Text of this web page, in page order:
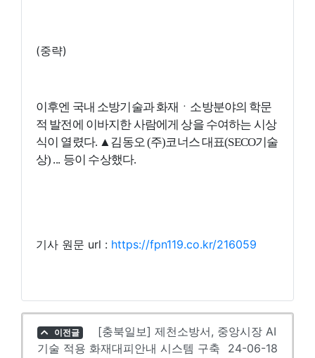
(중략)
이후엔 국내 소방기술과 화재ㆍ소방분야의 학문
적 발전에 이바지한 사람에게 상을 수여하는 시상
식이 열렸다. ▲김동오 (주)코너스 대표(SECO기술
상) ... 등이 수상했다.
기사 원문 url : https://fpn119.co.kr/216059
이전글
[충북일보] 제천소방서, 중앙시장 AI
기술 적용 화재대피안내 시스템 구축
24-06-18